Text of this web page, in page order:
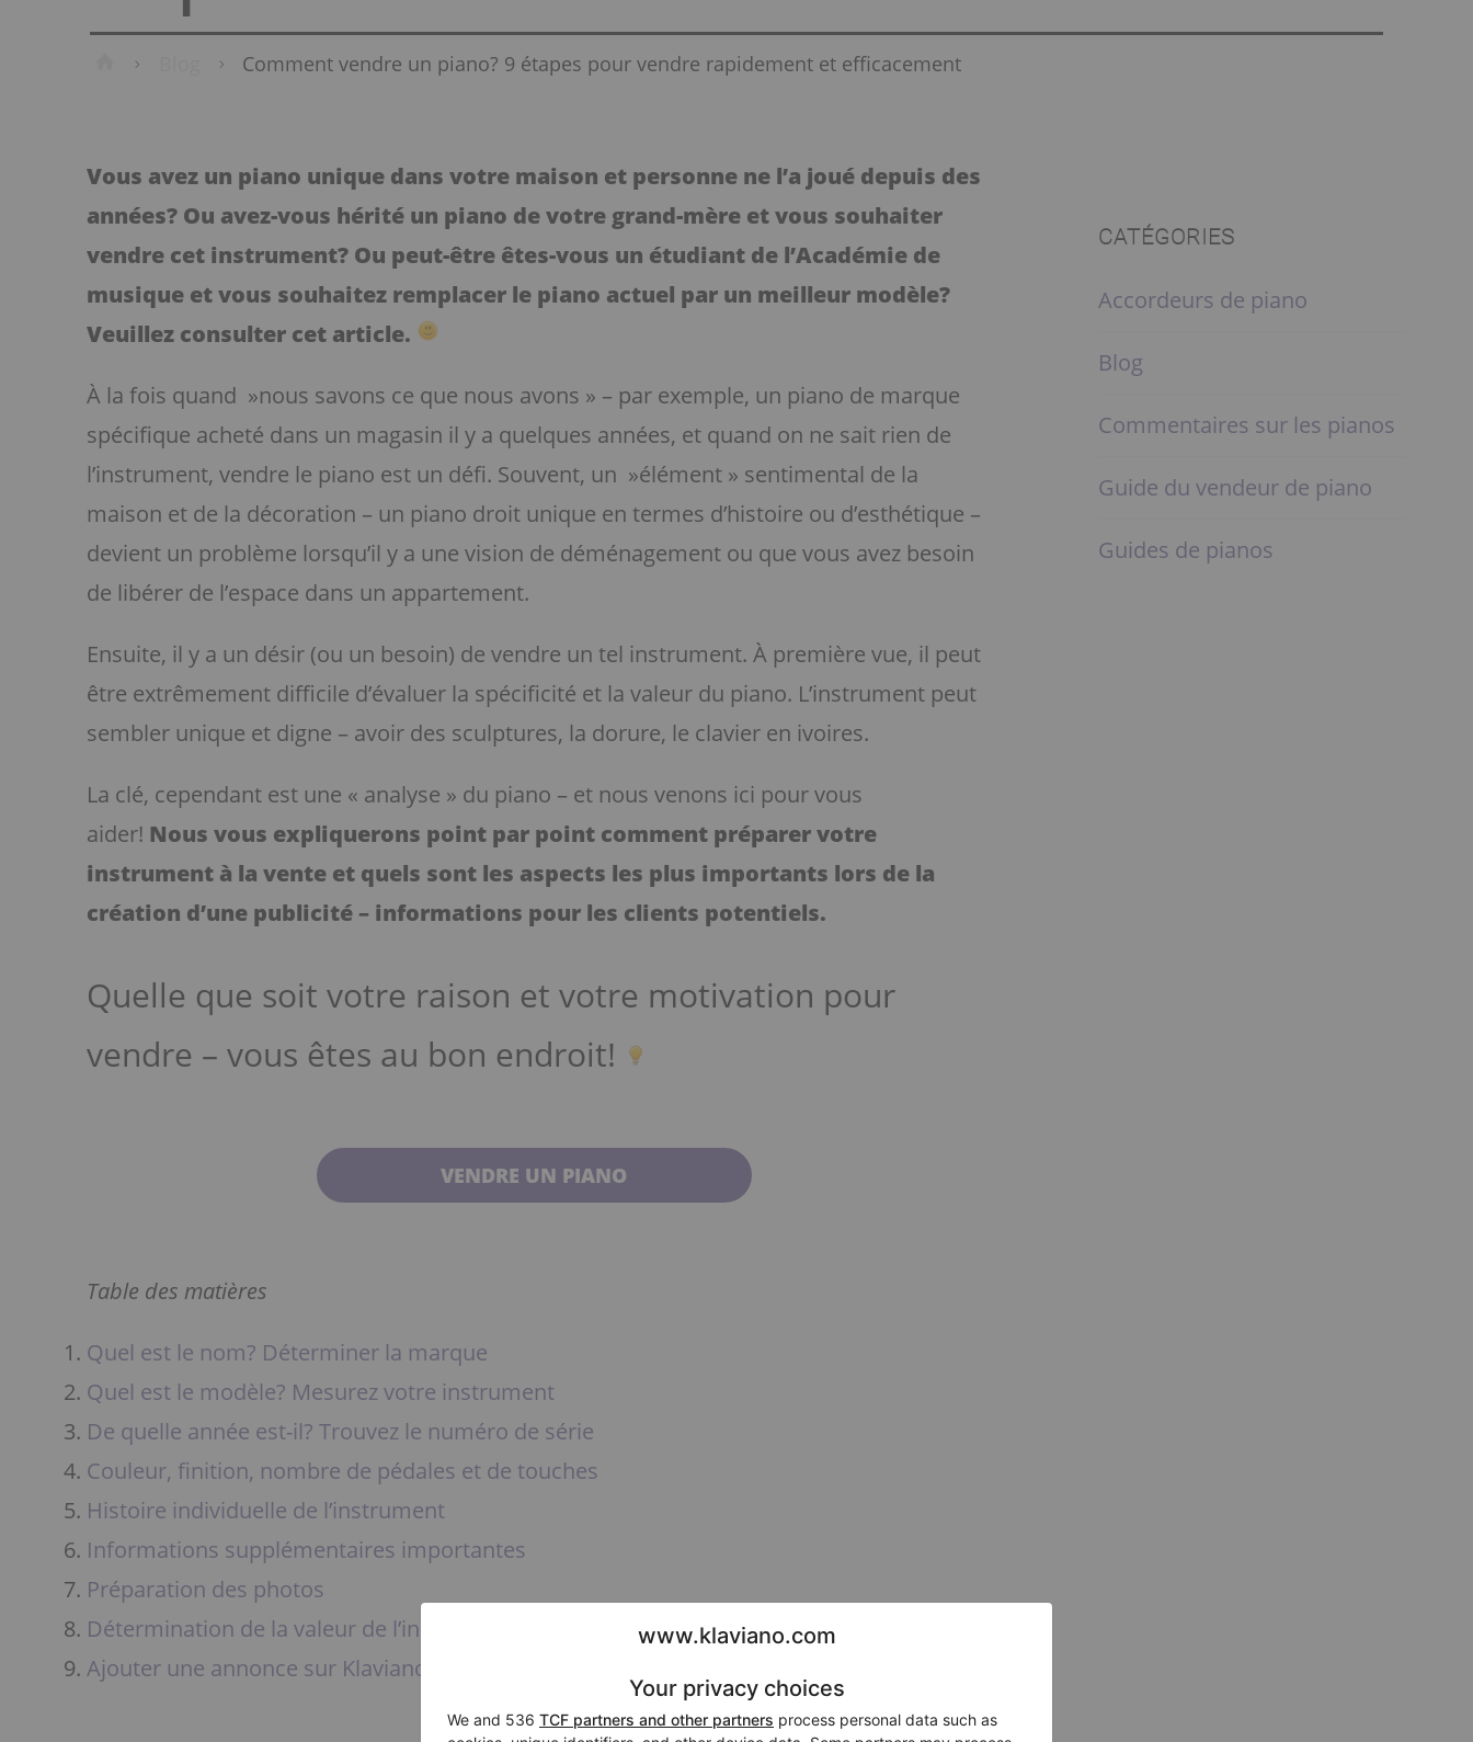
Home Comment vendre un piano? 9 étapes pour vendre rapidement et efficacement
Vous avez un piano unique dans votre maison et personne ne l’a joué depuis des
années? Ou avez-vous hérité un piano de votre grand-mère et vous souhaiter
vendre cet instrument? Ou peut-être êtes-vous un étudiant de l’Académie de
musique et vous souhaitez remplacer le piano actuel par un meilleur modèle?
Veuillez consulter cet article.
À la fois quand »nous savons ce que nous avons » – par exemple, un piano de marque
spécifique acheté dans un magasin il y a quelques années, et quand on ne sait rien de
l’instrument, vendre le piano est un défi. Souvent, un »élément » sentimental de la
maison et de la décoration – un piano droit unique en termes d’histoire ou d’esthétique –
devient un problème lorsqu’il y a une vision de déménagement ou que vous avez besoin
de libérer de l’espace dans un appartement.
Ensuite, il y a un désir (ou un besoin) de vendre un tel instrument. À première vue, il peut
être extrêmement difficile d’évaluer la spécificité et la valeur du piano. L’instrument peut
sembler unique et digne – avoir des sculptures, la dorure, le clavier en ivoires.
La clé, cependant est une « analyse » du piano – et nous venons ici pour vous
aider! Nous vous expliquerons point par point comment préparer votre
instrument à la vente et quels sont les aspects les plus importants lors de la
création d’une publicité – informations pour les clients potentiels.
Quelle que soit votre raison et votre motivation pour
vendre – vous êtes au bon endroit!
VENDRE UN PIANO
Table des matières
Quel est le nom? Déterminer la marque
Quel est le modèle? Mesurez votre instrument
De quelle année est-il? Trouvez le numéro de série
Couleur, finition, nombre de pédales et de touches
Histoire individuelle de l’instrument
Informations supplémentaires importantes
Préparation des photos
Détermination de la valeur de l’instrument
Ajouter une annonce sur Klaviano
CATÉGORIES
Accordeurs de piano
Blog
Commentaires sur les pianos
Guide du vendeur de piano
Guides de pianos